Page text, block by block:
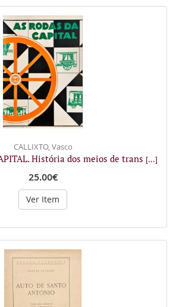
CALLIXTO, Vasco
História dos meios de trans [...]
25.00€
Ver Item